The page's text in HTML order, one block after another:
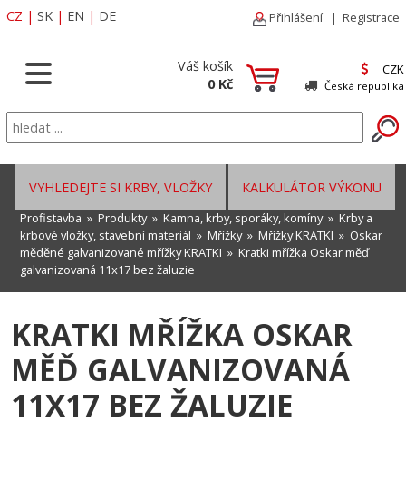
CZ | SK | EN | DE Přihlášení | Registrace
Váš košík
0 Kč
CZK
Česká republika
KALKULÁTOR VÝKONU
VYHLEDEJTE SI KRBY, VLOŽKY
Profistavba » Produkty» Kamna, krby, sporáky, komíny» Krby a
krbové vložky, stavební materiál » Mřížky» Mřížky KRATKI » Oskar
měděné galvanizované mřížky KRATKI » Kratki mřížka Oskar měď
galvanizovaná 11x17 bez žaluzie
KRATKI MŘÍŽKA OSKAR
MĚĎ GALVANIZOVANÁ
11X17 BEZ ŽALUZIE